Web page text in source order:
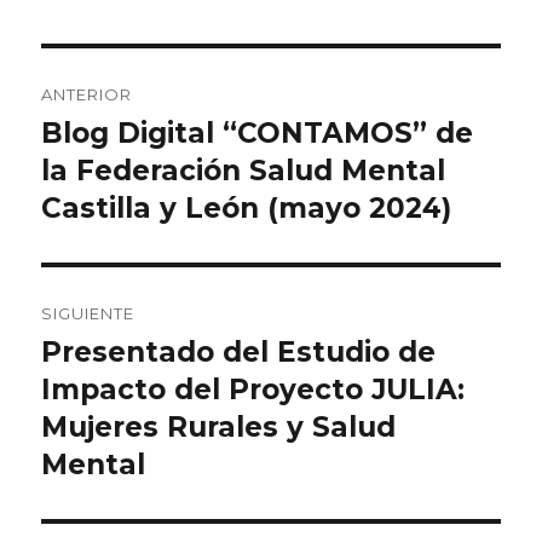
de
entradas
ANTERIOR
Entrada
anterior:
Blog Digital “CONTAMOS” de
la Federación Salud Mental
Castilla y León (mayo 2024)
SIGUIENTE
Entrada
siguiente:
Presentado del Estudio de
Impacto del Proyecto JULIA:
Mujeres Rurales y Salud
Mental